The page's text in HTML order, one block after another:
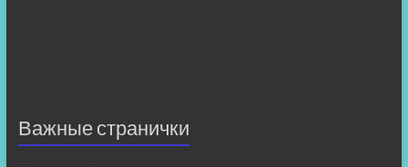
Важные странички